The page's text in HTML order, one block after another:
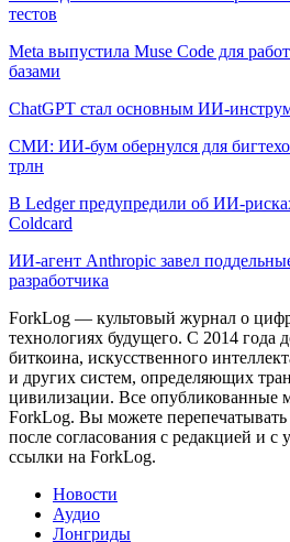
тестов
Meta выпустила Muse Code для
базами
ChatGPT стал основным ИИ-
СМИ: ИИ-бум обернулся для
трлн
В Ledger предупредили об ИИ-
Coldcard
ИИ-агент Anthropic завел
разработчика
ForkLog — культовый журнал о
технологиях будущего. С 2014 года
биткоина, искусственного
и других систем, определяющих
цивилизации. Все опубликованные
ForkLog. Вы можете
после согласования с редакцией и с
ссылки на ForkLog.
Новости
Аудио
Лонгриды